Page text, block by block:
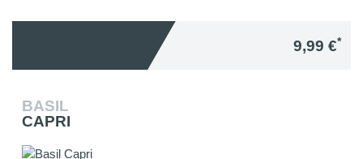
9,99 €*
BASIL
CAPRI